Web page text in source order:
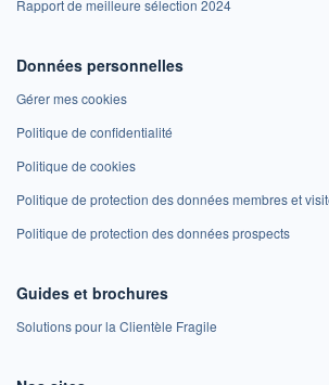
Rapport de meilleure sélection 2024
Données personnelles
Gérer mes cookies
Politique de confidentialité
Politique de cookies
Politique de protection des données membres et
Politique de protection des données prospects
Guides et brochures
Solutions pour la Clientèle Fragile